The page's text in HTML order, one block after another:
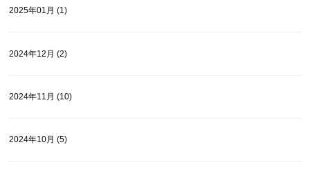
2025年01月 (1)
2024年12月 (2)
2024年11月 (10)
2024年10月 (5)